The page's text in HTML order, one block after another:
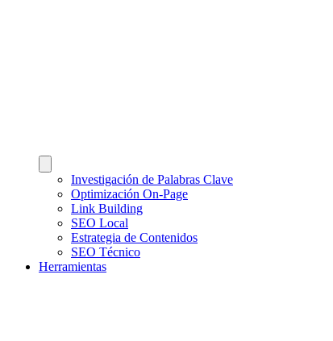
Investigación de Palabras Clave
Optimización On-Page
Link Building
SEO Local
Estrategia de Contenidos
SEO Técnico
Herramientas